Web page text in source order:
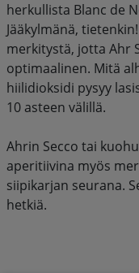
herkullista Blanc de
Jääkylmänä,
merkitystä, jotta Ahr
optimaalinen. Mitä
hiilidioksidi pysyy
10 asteen välillä.
Ahrin Secco tai
aperitiivina myös
siipikarjan seurana.
hetkiä.